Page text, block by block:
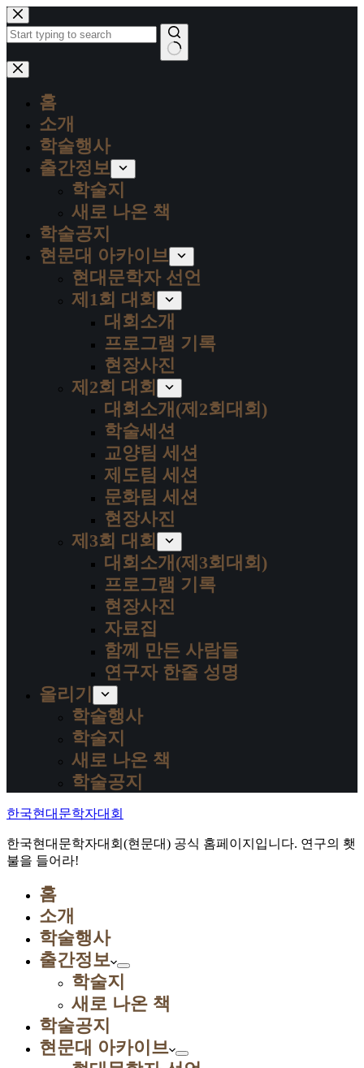
본
문
으
로
건
결
홈
소개
학술행사
출간정보
학술지
새로 나온 책
학술공지
현문대 아카이브
현대문학자 선언
제1회 대회
대회소개
프로그램 기록
현장사진
제2회 대회
대회소개(제2회대회)
학술세션
교양팀 세션
제도팀 세션
문화팀 세션
현장사진
제3회 대회
대회소개(제3회대회)
프로그램 기록
현장사진
자료집
함께 만든 사람들
연구자 한줄 성명
올리기
학술행사
학술지
새로 나온 책
학술공지
한국현대문학자대회
한국현대문학자대회(현문대) 공식 홈페이지입니다. 연구의 횃
불을 들어라!
홈
소개
학술행사
출간정보
학술지
새로 나온 책
학술공지
현문대 아카이브